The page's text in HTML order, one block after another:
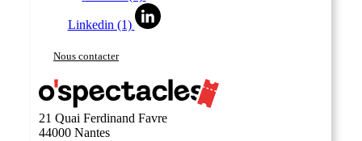
Linkedin (1)
Nous contacter
21 Quai Ferdinand Favre
44000 Nantes